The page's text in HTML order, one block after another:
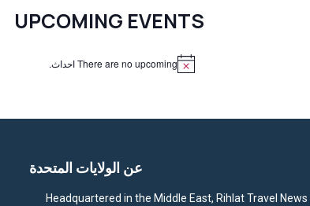
UPCOMING EVENTS
c
There are no upcoming احداث.
عن الولايات المتحدة
Headquartered in the Middle East, Rihlat Travel